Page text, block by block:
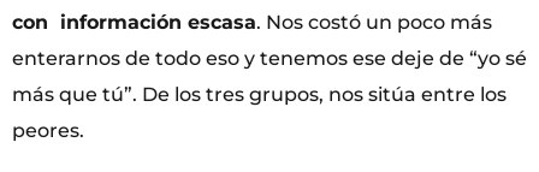
con información escasa. Nos costó un poco más
enterarnos de todo eso y tenemos ese deje de “yo sé
más que tú”. De los tres grupos, nos sitúa entre los
peores.